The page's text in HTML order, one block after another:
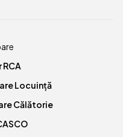
Locuință
Călătorie